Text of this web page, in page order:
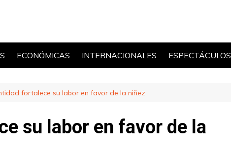
ECONÓMICAS INTERNACIONALES ESPECTÁCULOS
fortalece su labor en favor de la niñez
su labor en favor de la